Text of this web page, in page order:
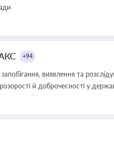
+94
виявлення та
й доброчесності у